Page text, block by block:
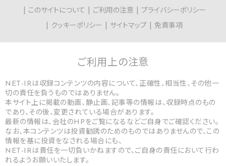
このサイトについて
ご利用の注意
プライバシーポリシー
クッキーポリシー
サイトマップ 免責事項
ご利用上の注意
NET-IRは収録コンテンツの内容について、正確性、相当性、その他一
切の責任を負うものではありません。
本サイト上に掲載の動画、静止画、記事等の情報は、収録時点のもの
であり、その後、変更されている場合があります。
最新の情報は、会社のHPをご覧になるなどご自身でご確認ください。
なお、本コンテンツは投資勧誘のためのものではありませんので、この
情報を基に投資をなされる場合にも、
NET-IRは責任を一切負いかねますので、ご自身の責任において行わ
れるようお願いいたします。